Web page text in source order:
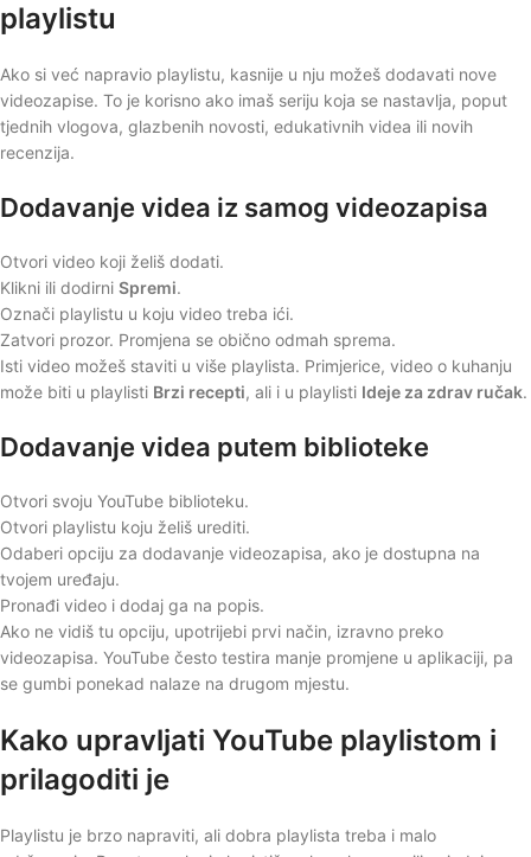
playlistu
Ako si već napravio playlistu, kasnije u nju možeš dodavati nove
videozapise. To je korisno ako imaš seriju koja se nastavlja, poput
tjednih vlogova, glazbenih novosti, edukativnih videa ili novih
recenzija.
Dodavanje videa iz samog videozapisa
Otvori video koji želiš dodati.
Klikni ili dodirni Spremi.
Označi playlistu u koju video treba ići.
Zatvori prozor. Promjena se obično odmah sprema.
Isti video možeš staviti u više playlista. Primjerice, video o kuhanju
može biti u playlisti Brzi recepti, ali i u playlisti Ideje za zdrav ručak.
Dodavanje videa putem biblioteke
Otvori svoju YouTube biblioteku.
Otvori playlistu koju želiš urediti.
Odaberi opciju za dodavanje videozapisa, ako je dostupna na
tvojem uređaju.
Pronađi video i dodaj ga na popis.
Ako ne vidiš tu opciju, upotrijebi prvi način, izravno preko
videozapisa. YouTube često testira manje promjene u aplikaciji, pa
se gumbi ponekad nalaze na drugom mjestu.
Kako upravljati YouTube playlistom i
prilagoditi je
Playlistu je brzo napraviti, ali dobra playlista treba i malo